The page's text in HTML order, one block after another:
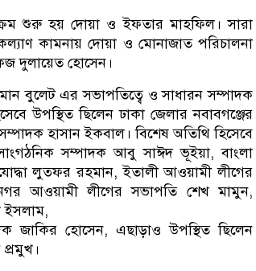
শুরু হয় দোয়া ও ইফতার মাহফিল। সারা
কামনায় দোয়া ও মোনাজাত পরিচালনা
দুলায়েত হোসেন।
বুলেট এর সভাপতিত্বে ও সাধারন সম্পাদক
উপস্থিত ছিলেন ঢাকা জেলার নবাবগঞ্জের
হাসান ইকবাল। বিশেষ অতিথি হিসেবে
সম্পাদক আবু সাঈদ ভূইয়া, বাংলা
লুত্ফর রহমান, ইতালী আওয়ামী লীগের
আওয়ামী লীগের সভাপতি শেখ মামুন,
জাকির হোসেন, এছাড়াও উপস্থিত ছিলেন